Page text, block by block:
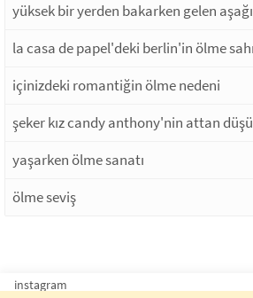
yüksek bir yerden bakarken gelen
la casa de papel'deki berlin'in ölme
içinizdeki romantiğin ölme nedeni
şeker kız candy anthony'nin attan
yaşarken ölme sanatı
ölme seviş
instagram